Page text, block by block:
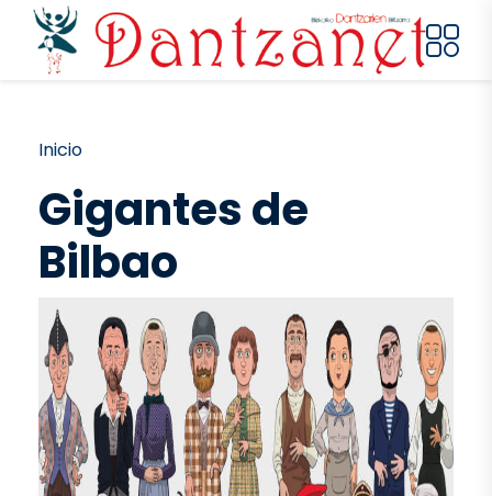
Pasar al contenido principal
Ruta de navegación
Inicio
Gigantes de
Bilbao